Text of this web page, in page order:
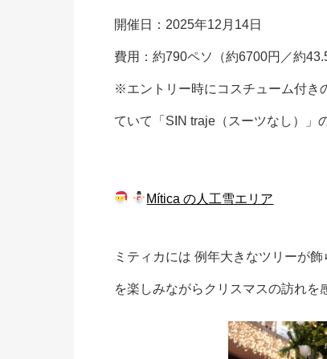
開催日：2025年12月14日
費用：約790ペソ（約6700円／約
※エントリー時にコスチューム付き
ていて「SIN traje（スーツなし）」
Mítica の人工雪エリア
ミティカには 例年大きなツリーが
を楽しみながらクリスマスの訪れを